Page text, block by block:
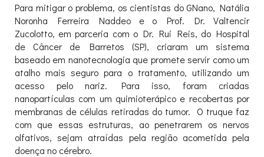
Para mitigar o problema, os cientistas do GNano, Natália
Noronha Ferreira Naddeo e o Prof. Dr. Valtencir
Zucolotto, em parceria com o Dr. Rui Reis, do Hospital
de Câncer de Barretos (SP), criaram um sistema
baseado em nanotecnologia que promete servir como um
atalho mais seguro para o tratamento, utilizando um
acesso pelo nariz. Para isso, foram criadas
nanopartículas com um quimioterápico e recobertas por
membranas de células retiradas do tumor. O truque faz
com que essas estruturas, ao penetrarem os nervos
olfativos, sejam atraídas pela região acometida pela
doença no cérebro.